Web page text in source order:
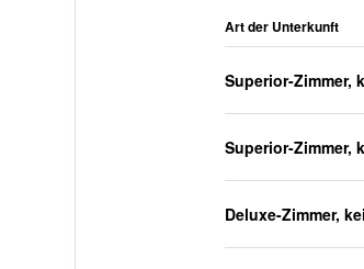
Art der Unterkunft
Superior-Zimmer,
Superior-Zimmer,
Deluxe-Zimmer,